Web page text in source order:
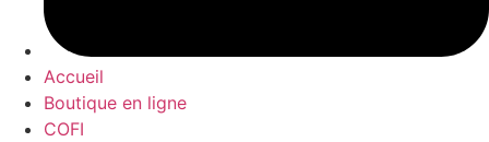
Accueil
Boutique en ligne
COFI